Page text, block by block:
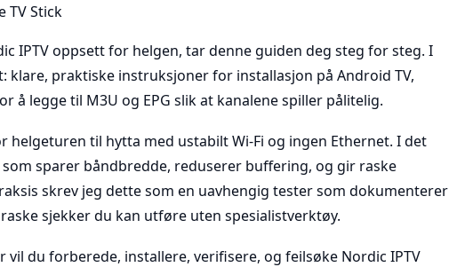
IPTV oppsett for helgen, tar denne guiden deg steg for steg. I
praktiske instruksjoner for installasjon på Android TV,
å legge til M3U og EPG slik at kanalene spiller pålitelig.
helgeturen til hytta med ustabilt Wi-Fi og ingen Ethernet. I det
sparer båndbredde, reduserer buffering, og gir raske
skrev jeg dette som en uavhengig tester som dokumenterer
sjekker du kan utføre uten spesialistverktøy.
du forberede, installere, verifisere, og feilsøke Nordic IPTV